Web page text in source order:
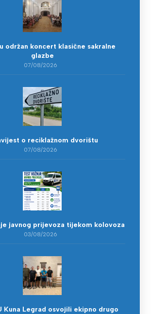
održan koncert klasične sakralne
glazbe
07/08/2026
o reciklažnom dvorištu
07/08/2026
javnog prijevoza tijekom kolovoza
03/08/2026
Kuna Legrad osvojili ekipno drugo